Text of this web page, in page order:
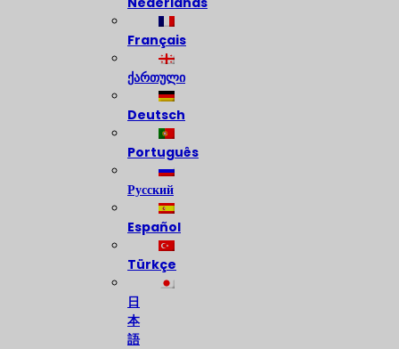
Français
ქართული
Deutsch
Português
Русский
Español
Türkçe
日
本
語